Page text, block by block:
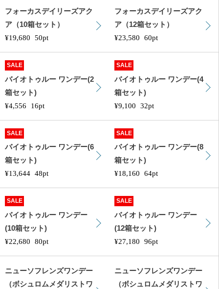
フォーカスデイリーズアク
ア（10箱セット）
¥19,680 50pt
フォーカスデイリーズアク
ア（12箱セット）
¥23,580 60pt
SALE
バイオトゥルー ワンデー(2
箱セット)
¥4,556
16pt
SALE
バイオトゥルー ワンデー(4
箱セット)
¥9,100 32pt
SALE
バイオトゥルー ワンデー(6
箱セット)
¥13,644 48pt
SALE
バイオトゥルー ワンデー(8
箱セット)
¥18,160 64pt
SALE
バイオトゥルー ワンデー
(10箱セット)
¥22,680 80pt
SALE
バイオトゥルー ワンデー
(12箱セット)
¥27,180 96pt
ニューソフレンズワンデー
（ボシュロムメダリストワ
ニューソフレンズワンデー
（ボシュロムメダリストワ